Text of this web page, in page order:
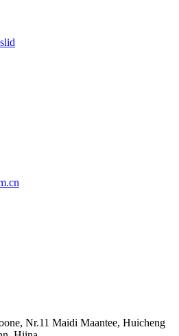
Nr.11 Maidi Maantee, Huicheng